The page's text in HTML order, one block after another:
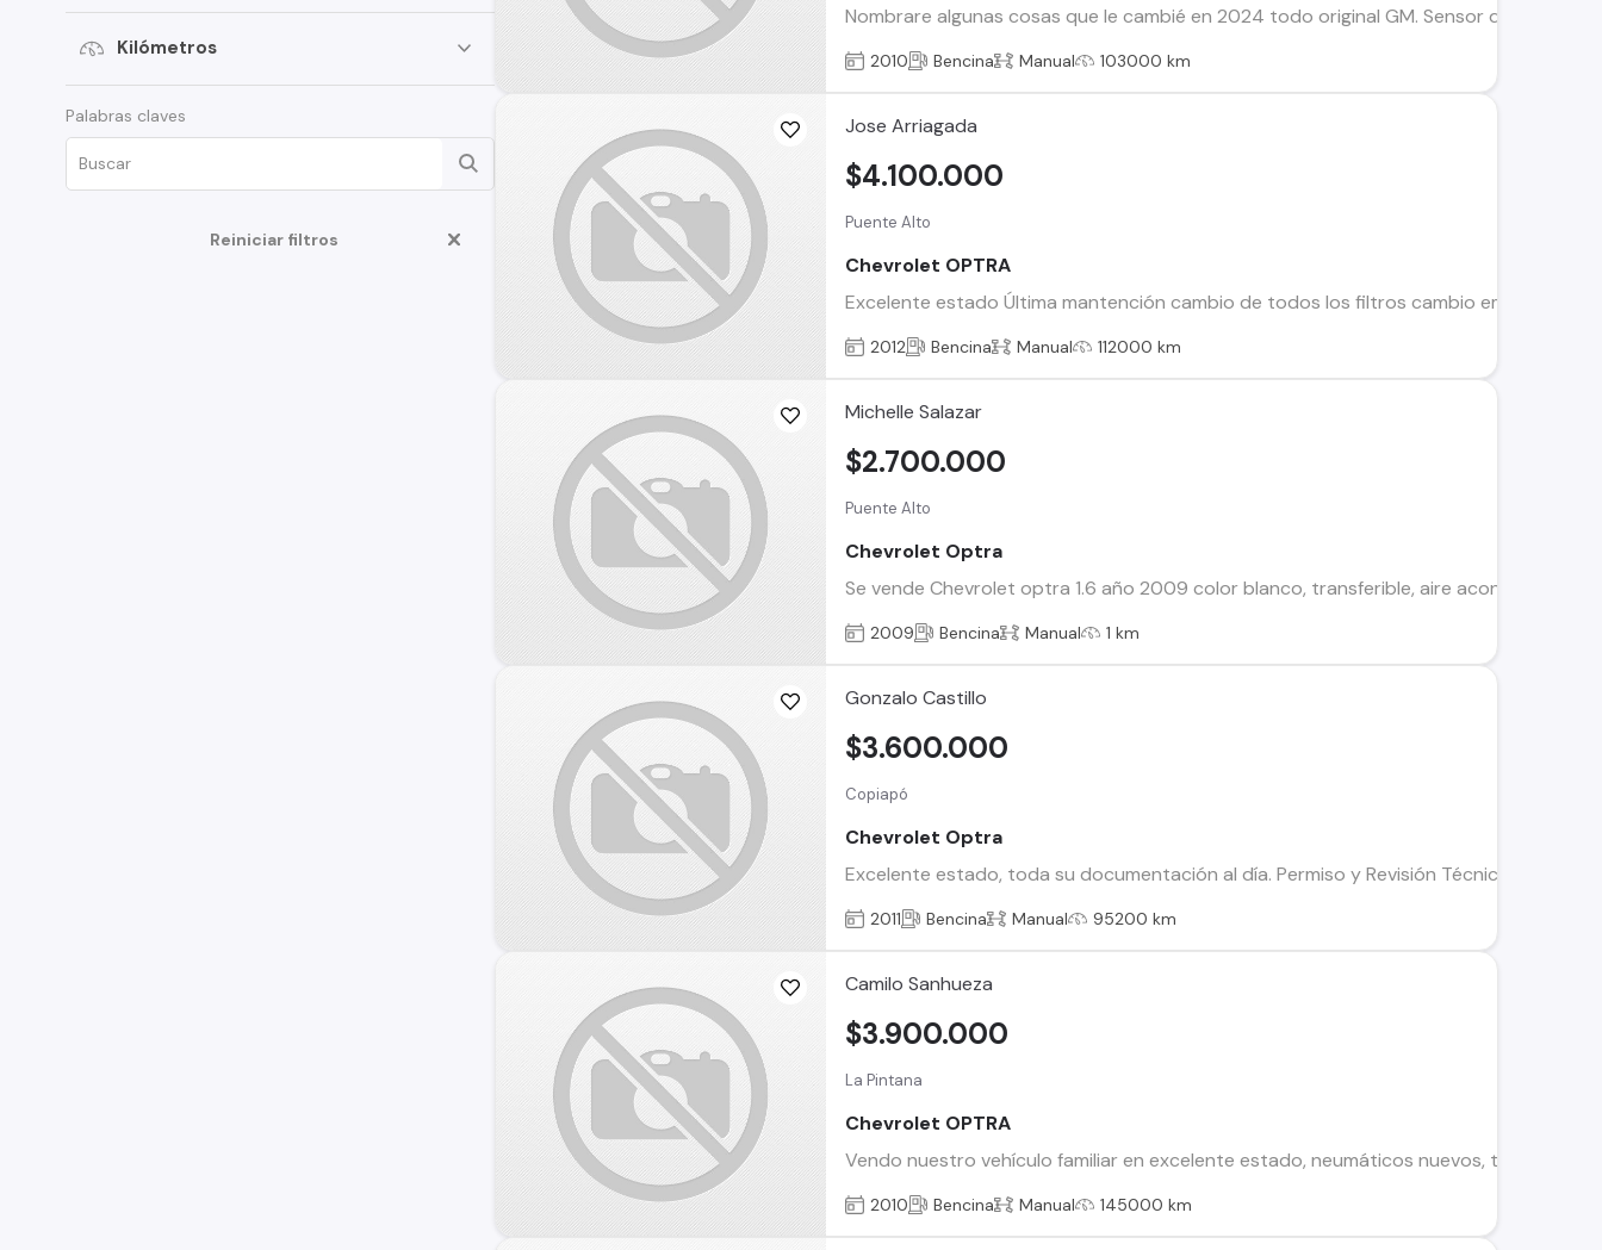
Aveo
Montana
Corsa
Tahoe
Kilómetros
Palabras claves
Reiniciar filtros
Nombrare algunas cosas que le cambié en 2024 todo original GM. Sensor de
2010 Bencina Manual 103000 km
Jose Arriagada
Puente Alto
Chevrolet OPTRA
Excelente estado Última mantención cambio de todos los filtros cambio
$4.100.000
2012 Bencina Manual 112000 km
Michelle Salazar
Puente Alto
Chevrolet Optra
Se vende Chevrolet optra 1.6 año 2009 color blanco, transferible, aire
$2.700.000
2009 Bencina Manual 1 km
Gonzalo Castillo
Copiapó
Chevrolet Optra
Excelente estado, toda su documentación al día. Permiso y Revisión Técnica. Año
$3.600.000
2011 Bencina Manual 95200 km
Camilo Sanhueza
La Pintana
Chevrolet OPTRA
Vendo nuestro vehículo familiar en excelente estado, neumáticos nuevos, tapiz
$3.900.000
2010 Bencina Manual 145000 km